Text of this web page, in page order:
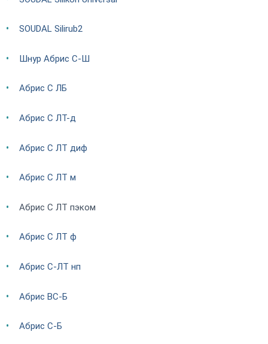
SOUDAL Silirub2
Шнур Абрис С-Ш
Абрис С ЛБ
Абрис С ЛТ-д
Абрис С ЛТ диф
Абрис С ЛТ м
Абрис С ЛТ пэком
Абрис С ЛТ ф
Абрис С-ЛТ нп
Абрис ВС-Б
Абрис С-Б